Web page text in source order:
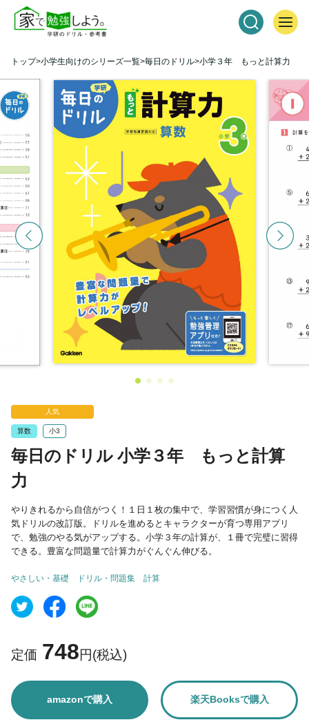
トップ 小学生向けのシリーズ一覧 毎日のドリル 小学３年 もっと計算力
人気
算数 小3
毎日のドリル 小学３年 もっと計算
力
やりきれるから自信がつく！１日１枚の集中で、学習習慣が身につく人
気ドリルの改訂版。ドリルを進めるとキャラクターが育つ専用アプリ
で、勉強のやる気がアップする。小学３年の計算が、１冊で完璧に習得
できる。豊富な問題量で計算力がぐんぐん伸びる。
やさしい・基礎 ドリル・問題集 計算
定価 748円(税込)
amazonで購入 楽天Booksで購入